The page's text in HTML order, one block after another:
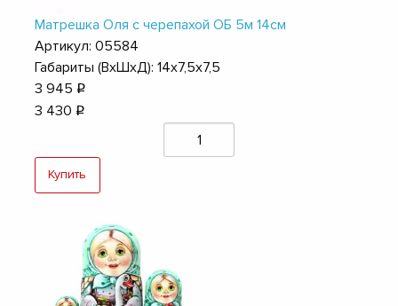
Матрешка Оля с черепахой ОБ 5м 14см
Артикул: 05584
Габариты (ВхШхД): 14х7,5х7,5
3 945 q
3 430 q
Купить